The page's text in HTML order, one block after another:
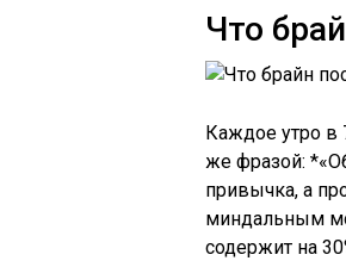
Что
Каждое утро в
же фразой:
привычка, а
миндальным
содержит на